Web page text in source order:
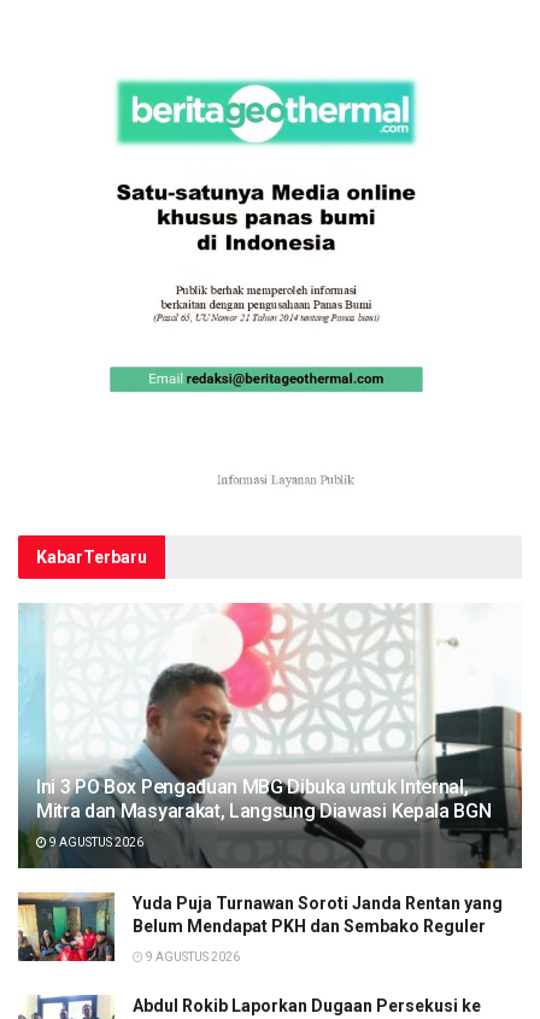
KabarTerbaru
Ini 3 PO Box Pengaduan MBG Dibuka untuk Internal,
Mitra dan Masyarakat, Langsung Diawasi Kepala BGN
9 AGUSTUS 2026
Yuda Puja Turnawan Soroti Janda Rentan yang
Belum Mendapat PKH dan Sembako Reguler
9 AGUSTUS 2026
Abdul Rokib Laporkan Dugaan Persekusi ke